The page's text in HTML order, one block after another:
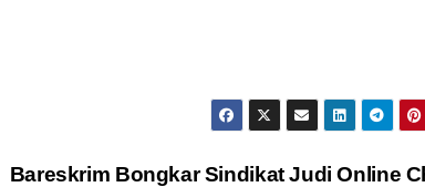
Bareskrim Bongkar Sindikat Judi Online